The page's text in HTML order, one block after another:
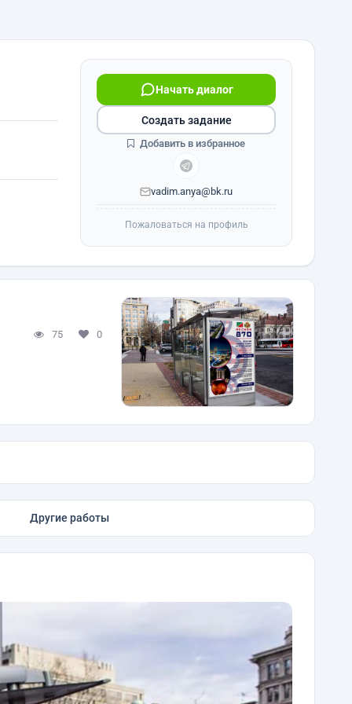
Начать диалог
vadim.anya@bk.ru
Создать задание
Добавить в избранное
Пожаловаться на профиль
75 0
Другие работы